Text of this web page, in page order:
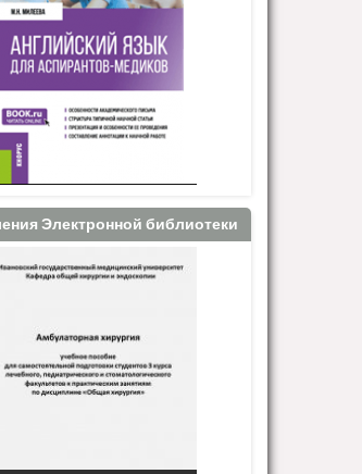
Электронной библиотеки